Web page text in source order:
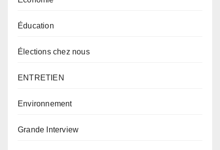
Éducation
Élections chez nous
ENTRETIEN
Environnement
Grande Interview